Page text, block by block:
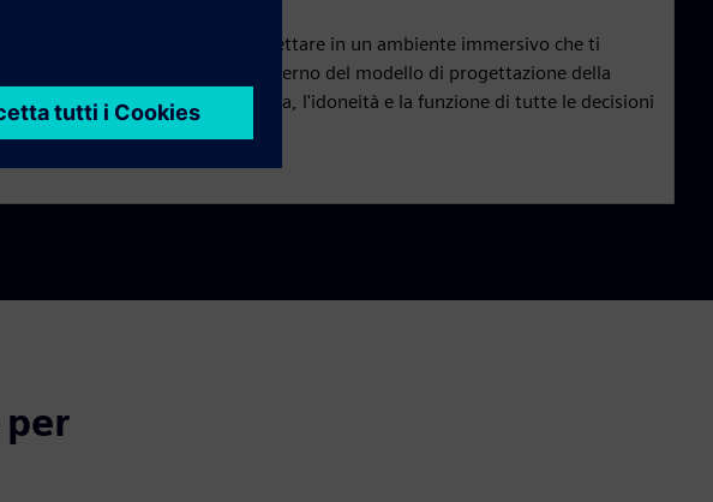
le tecnologie avanzate per progettare in un ambiente immersivo che ti
di navigare virtualmente all'interno del modello di progettazione della
scala reale per analizzare la forma, l'idoneità e la funzione di tutte le decisioni